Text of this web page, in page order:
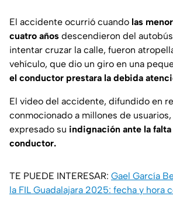
El accidente ocurrió cuando las
cuatro años descendieron del
intentar cruzar la calle, fueron
vehículo, que dio un giro en una
el conductor prestara la debida
El video del accidente, difundido en
conmocionado a millones de
expresado su indignación ante la
conductor.
TE PUEDE INTERESAR: Gael García
la FIL Guadalajara 2025: fecha y hora